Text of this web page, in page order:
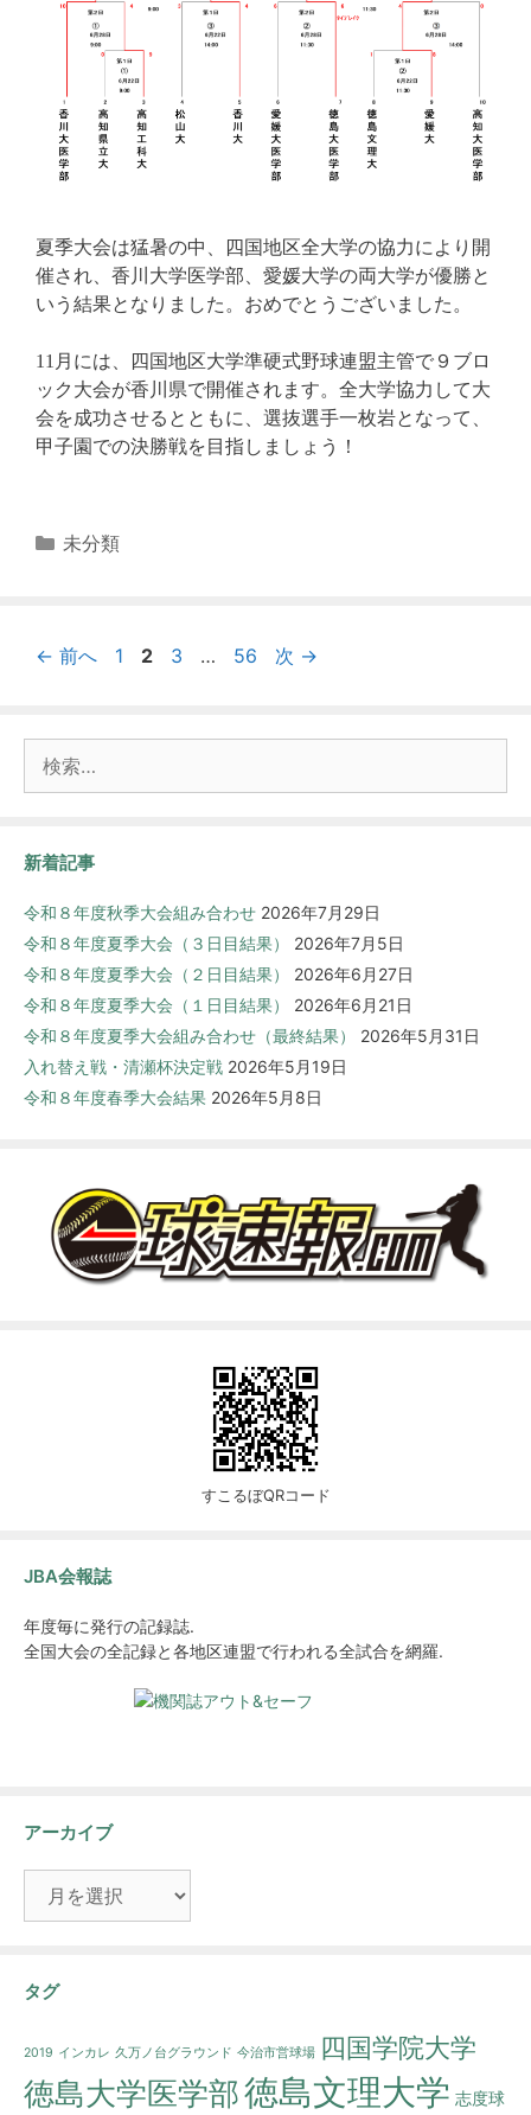
夏季大会は猛暑の中、四国地区全大学の協力により開
催され、香川大学医学部、愛媛大学の両大学が優勝と
いう結果となりました。おめでとうございました。
11月には、四国地区大学準硬式野球連盟主管で９ブロ
ック大会が香川県で開催されます。全大学協力して大
会を成功させるとともに、選抜選手一枚岩となって、
甲子園での決勝戦を目指しましょう！
カ
ー
未分類
← 前へ
ペ
1
ペ
2
ペ
3 …
ペ
56 次 →
索:
新着記事
令和８年度秋季大会組み合わせ 2026年7月29日
令和８年度夏季大会（３日目結果）
2026年7月5日
令和８年度夏季大会（２日目結果）
2026年6月27日
令和８年度夏季大会（１日目結果）
2026年6月21日
令和８年度夏季大会組み合わせ（最終結果）
2026年5月31日
入れ替え戦・清瀬杯決定戦 2026年5月19日
令和８年度春季大会結果 2026年5月8日
すこるぼQRコード
JBA会報誌
年度毎に発行の記録誌.
全国大会の全記録と各地区連盟で行われる全試合を網羅.
アーカイブ
ブ
タグ
2019 インカレ 久万ノ台グラウンド 今治市営球場 四国学院大学
徳島大学医学部徳島文理大学 志度球